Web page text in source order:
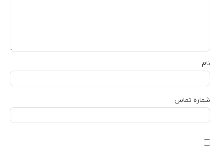
نام
شماره تماس